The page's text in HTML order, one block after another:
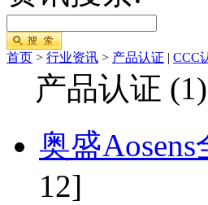
首页 > 行业资讯 > 产品认证 | CCC
产品认证 (1)
奥盛
12]